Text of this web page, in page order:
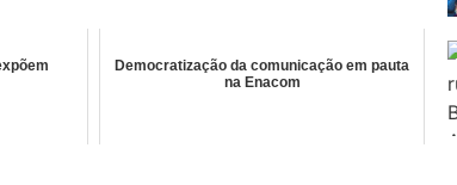
Democratização da comunicação em pauta
na Enacom